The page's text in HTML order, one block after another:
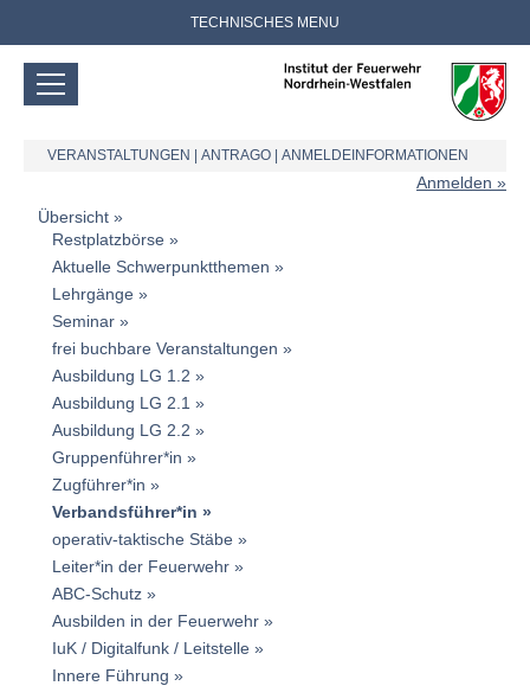
TECHNISCHES MENU
VERANSTALTUNGEN ANTRAGO ANMELDEINFORMATIONEN
Anmelden
Übersicht
Restplatzbörse
Aktuelle Schwerpunktthemen
Lehrgänge
Seminar
frei buchbare Veranstaltungen
Ausbildung LG 1.2
Ausbildung LG 2.1
Ausbildung LG 2.2
Gruppenführer*in
Zugführer*in
Verbandsführer*in
operativ-taktische Stäbe
Leiter*in der Feuerwehr
ABC-Schutz
Ausbilden in der Feuerwehr
IuK / Digitalfunk / Leitstelle
Innere Führung